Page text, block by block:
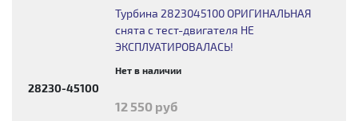
28230-45100
Турбина 2823045100 ОРИГИНАЛЬНАЯ
снята с тест-двигателя НЕ
ЭКСПЛУАТИРОВАЛАСЬ!
Нет в наличии
12 550 руб